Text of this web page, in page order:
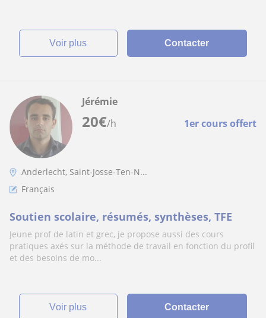
voir plus Contacter
20€/h 1er cours offert
Jérémie
Anderlecht, Saint-Josse-Ten-N...
Français
Soutien scolaire, résumés, synthèses, TFE
Jeune prof de latin et grec, je propose aussi des cours
pratiques axés sur la méthode de travail en fonction du profil
et des besoins de mo...
voir plus Contacter